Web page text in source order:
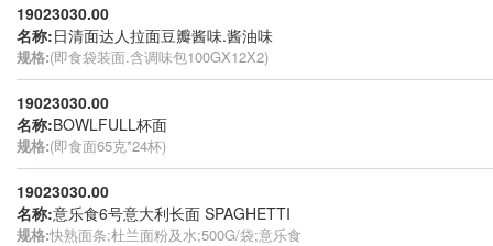
19023030.00
名称:日清面达人拉面豆瓣酱味.酱油味
规格:(即食袋装面.含调味包100GX12X2)
19023030.00
名称:BOWLFULL杯面
规格:(即食面65克*24杯)
19023030.00
名称:意乐食6号意大利长面 SPAGHETTI
规格:快熟面条;杜兰面粉及水;500G/袋;意乐食